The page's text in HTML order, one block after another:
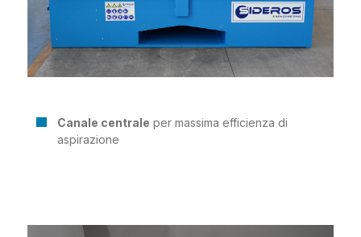
Canale centrale per massima efficienza di
aspirazione